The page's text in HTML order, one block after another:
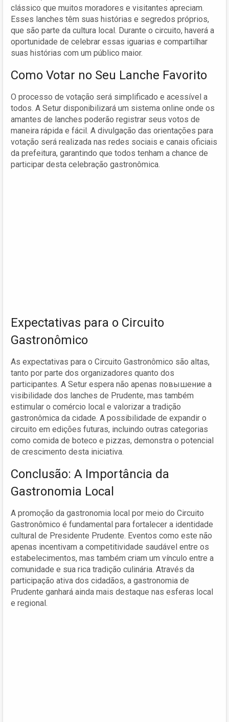
clássico que muitos moradores e visitantes apreciam.
Esses lanches têm suas histórias e segredos próprios,
que são parte da cultura local. Durante o circuito, haverá a
oportunidade de celebrar essas iguarias e compartilhar
suas histórias com um público maior.
Como Votar no Seu Lanche Favorito
O processo de votação será simplificado e acessível a
todos. A Setur disponibilizará um sistema online onde os
amantes de lanches poderão registrar seus votos de
maneira rápida e fácil. A divulgação das orientações para
votação será realizada nas redes sociais e canais oficiais
da prefeitura, garantindo que todos tenham a chance de
participar desta celebração gastronômica.
Expectativas para o Circuito
Gastronômico
As expectativas para o Circuito Gastronômico são altas,
tanto por parte dos organizadores quanto dos
participantes. A Setur espera não apenas повышение a
visibilidade dos lanches de Prudente, mas também
estimular o comércio local e valorizar a tradição
gastronômica da cidade. A possibilidade de expandir o
circuito em edições futuras, incluindo outras categorias
como comida de boteco e pizzas, demonstra o potencial
de crescimento desta iniciativa.
Conclusão: A Importância da
Gastronomia Local
A promoção da gastronomia local por meio do Circuito
Gastronômico é fundamental para fortalecer a identidade
cultural de Presidente Prudente. Eventos como este não
apenas incentivam a competitividade saudável entre os
estabelecimentos, mas também criam um vínculo entre a
comunidade e sua rica tradição culinária. Através da
participação ativa dos cidadãos, a gastronomia de
Prudente ganhará ainda mais destaque nas esferas local
e regional.